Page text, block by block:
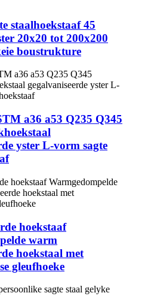
staalhoekstaaf 45
20x20 tot 200x200
boustrukture
a36 a53 Q235 Q345
yster L-vorm sagte
hoekstaaf
warm
hoekstaal met
gleufhoeke